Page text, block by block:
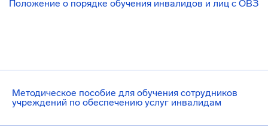
Методическое пособие для обучения сотрудников
учреждений по обеспечению услуг инвалидам
Положение о порядке обучения инвалидов и лиц с ОВЗ